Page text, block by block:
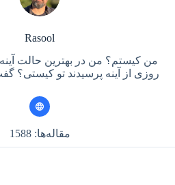
Rasool
من کیستم؟ من در بهترین حالت
روزی از آینه پرسیدند تو کیستی؟
مقاله‌ها: 1588